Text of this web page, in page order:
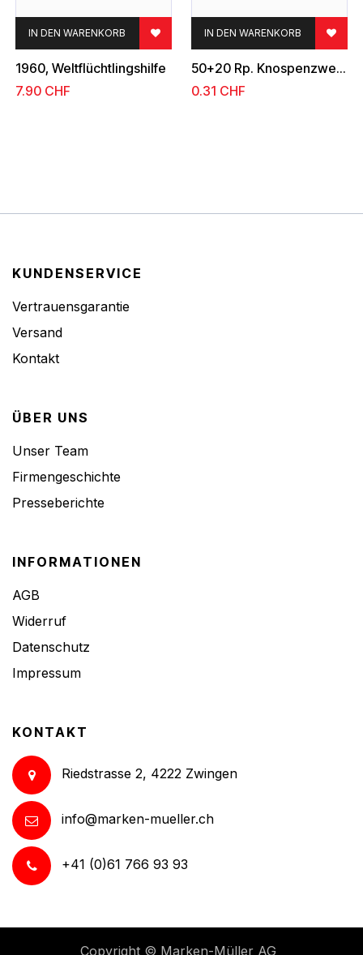
1960, Weltflüchtlingshilfe
IN DEN WARENKORB
7.90 CHF
50+20 Rp. Knospenzweig
IN DEN WARENKORB
0.31 CHF
KUNDENSERVICE
Vertrauensgarantie
Versand
Kontakt
ÜBER UNS
Unser Team
Firmengeschichte
Presseberichte
INFORMATIONEN
AGB
Widerruf
Datenschutz
Impressum
KONTAKT
Riedstrasse 2, 4222 Zwingen
info@marken-mueller.ch
+41 (0)61 766 93 93
Copyright © Marken-Müller AG